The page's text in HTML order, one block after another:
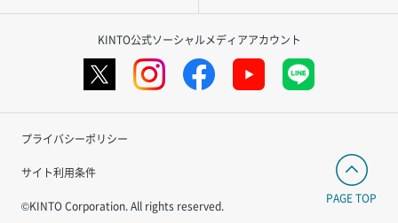
KINTO公式ソーシャルメディアアカウント
プライバシーポリシー
サイト利用条件
©KINTO Corporation. All rights reserved.
PAGE TOP